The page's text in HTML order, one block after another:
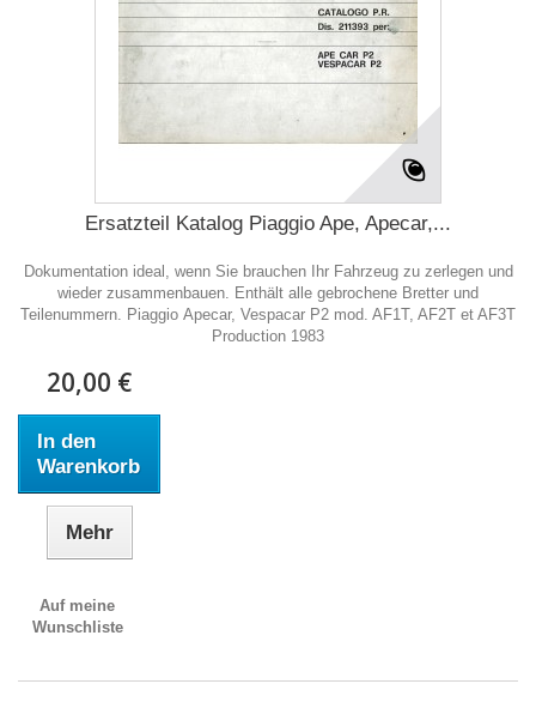
Ersatzteil Katalog Piaggio Ape, Apecar,...
Dokumentation ideal, wenn Sie brauchen Ihr Fahrzeug zu zerlegen und
wieder zusammenbauen. Enthält alle gebrochene Bretter und
Teilenummern. Piaggio Apecar, Vespacar P2 mod. AF1T, AF2T et AF3T
Production 1983
20,00 €
In den
Warenkorb
Mehr
Auf meine
Wunschliste